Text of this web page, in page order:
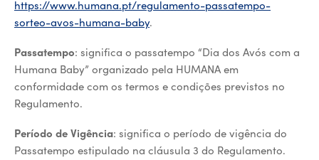
https://www.humana.pt/regulamento-passatempo-
sorteo-avos-humana-baby.
Passatempo: significa o passatempo “Dia dos Avós com a
Humana Baby” organizado pela HUMANA em
conformidade com os termos e condições previstos no
Regulamento.
Período de Vigência: significa o período de vigência do
Passatempo estipulado na cláusula 3 do Regulamento.